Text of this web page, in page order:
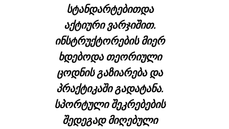
სტანდარტებითდა
აქტიური ვარჯიშით.
ინსტრუქტორების მიერ
ხდებოდა თეორიული
ცოდნის გაზიარება და
პრაქტიკაში გადატანა.
სპორტული შეკრებების
შედეგად მიღებული